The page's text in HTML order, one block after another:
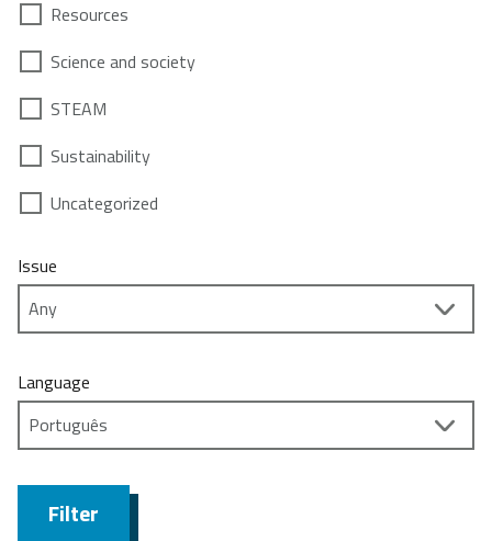
Resources
Science and society
STEAM
Sustainability
Uncategorized
Issue
Language
Filter